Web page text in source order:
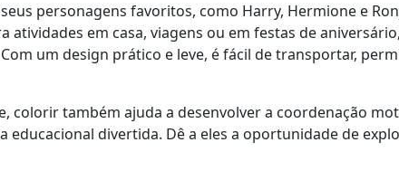
personagens favoritos, como Harry, Hermione e
atividades em casa, viagens ou em festas de
um design prático e leve, é fácil de transportar,
colorir também ajuda a desenvolver a coordenação
divertida. Dê a eles a oportunidade de